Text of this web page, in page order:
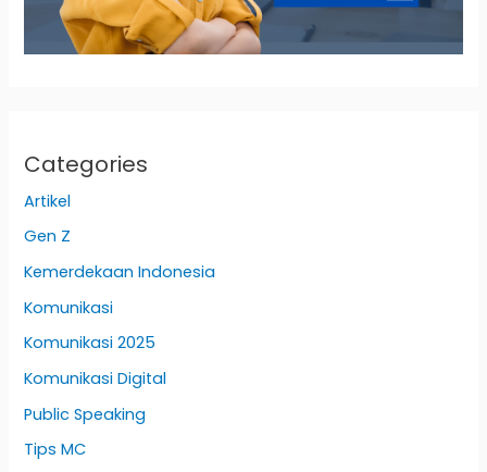
Categories
Artikel
Gen Z
Kemerdekaan Indonesia
Komunikasi
Komunikasi 2025
Komunikasi Digital
Public Speaking
Tips MC